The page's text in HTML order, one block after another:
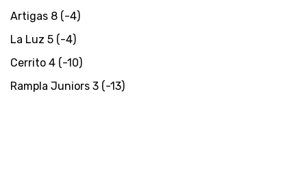
Artigas 8 (-4)
La Luz 5 (-4)
Cerrito 4 (-10)
Rampla Juniors 3 (-13)